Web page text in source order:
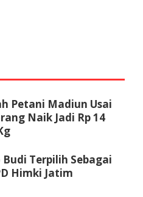
Petani Madiun Usai
Naik Jadi Rp 14
Terpilih Sebagai
Himki Jatim